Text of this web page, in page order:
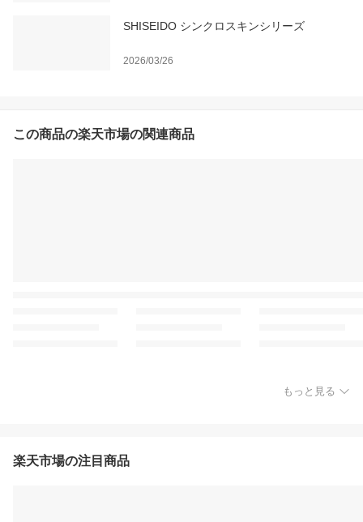
SHISEIDO シンクロスキンシリーズ
2026/03/26
この商品の楽天市場の関連商品
もっと見る
楽天市場の注目商品